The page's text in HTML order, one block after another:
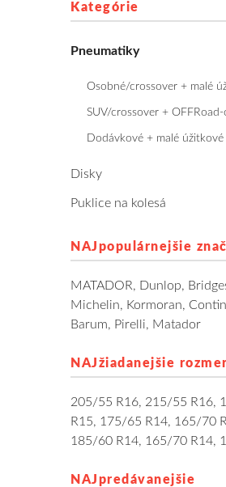
Kategórie
Pneumatiky
Osobné/crossover + malé
SUV/crossover + OFFRoad-
Dodávkové + malé úžitkové
Disky
Puklice na kolesá
NAJpopulárnejšie
MATADOR, Dunlop,
Michelin, Kormoran,
Barum, Pirelli, Matador
NAJžiadanejšie
205/55 R16, 215/55 R16,
R15, 175/65 R14, 165/70
185/60 R14, 165/70 R14,
NAJpredávanejšie